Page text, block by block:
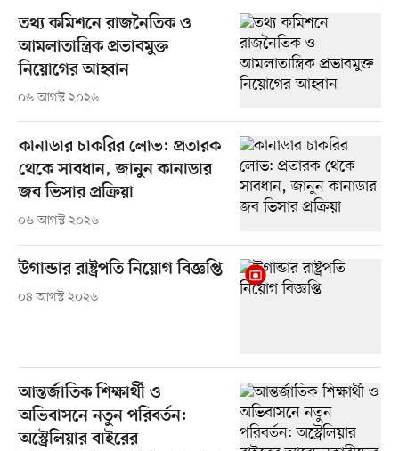
তথ্য কমিশনে রাজনৈতিক ও
আমলাতান্ত্রিক প্রভাবমুক্ত
নিয়োগের আহ্বান
০৬ আগস্ট ২০২৬
কানাডার চাকরির লোভ: প্রতারক
থেকে সাবধান, জানুন কানাডার
জব ভিসার প্রক্রিয়া
০৬ আগস্ট ২০২৬
উগান্ডার রাষ্ট্রপতি নিয়োগ বিজ্ঞপ্তি
০৪ আগস্ট ২০২৬
আন্তর্জাতিক শিক্ষার্থী ও
অভিবাসনে নতুন পরিবর্তন:
অস্ট্রেলিয়ার বাইরের